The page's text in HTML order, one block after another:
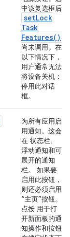
中该复选框后
setLock
Task
Features( )
尚未调用。在
以下情况下，
用户通常无法
将设备关机：
停用此对话
框。
为所有应用启
用通知。这会
在 状态栏、
浮动通知和可
展开的通知
栏。 如果要
启用此按钮，
则还必须启用
“主页”按钮。
点按 用于打
开新面板的通
知操作和按钮